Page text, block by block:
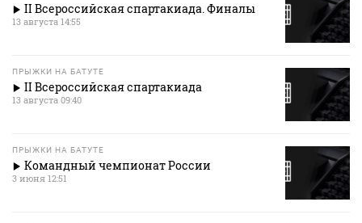
II Всероссийская спартакиада. Финалы
13 августа 14:55
ПРЫЖКИ НА БАТУТЕ
II Всероссийская спартакиада
13 августа 09:40
ПРЫЖКИ НА БАТУТЕ
Командный чемпионат России
3 июня 12:51